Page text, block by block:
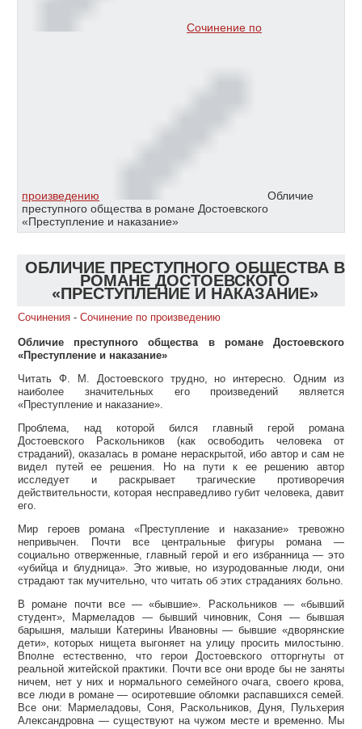
Сочинение по
произведению
Обличие
преступного общества в романе Достоевского
«Преступление и наказание»
ОБЛИЧИЕ ПРЕСТУПНОГО ОБЩЕСТВА В
РОМАНЕ ДОСТОЕВСКОГО
«ПРЕСТУПЛЕНИЕ И НАКАЗАНИЕ»
Сочинения - Сочинение по произведению
Обличие преступного общества в романе Достоевского
«Преступление и наказание»
Читать Ф. М. Достоевского трудно, но интересно. Одним из
наиболее значительных его произведений является
«Преступление и наказание».
Проблема, над которой бился главный герой романа
Достоевского Раскольников (как освободить человека от
страданий), оказалась в романе нераскрытой, ибо автор и сам не
видел путей ее решения. Но на пути к ее решению автор
исследует и раскрывает трагические противоречия
действительности, которая несправедливо губит человека, давит
его.
Мир героев романа «Преступление и наказание» тревожно
непривычен. Почти все центральные фигуры романа —
социально отверженные, главный герой и его избранница — это
«убийца и блудница». Это живые, но изуродованные люди, они
страдают так мучительно, что читать об этих страданиях больно.
В романе почти все — «бывшие». Раскольников — «бывший
студент», Мармеладов — бывший чиновник, Соня — бывшая
барышня, малыши Катерины Ивановны — бывшие «дворянские
дети», которых нищета выгоняет на улицу просить милостыню.
Вполне естественно, что герои Достоевского отторгнуты от
реальной житейской практики. Почти все они вроде бы не заняты
ничем, нет у них и нормального семейного очага, своего крова,
все люди в романе — осиротевшие обломки распавшихся семей.
Все они: Мармеладовы, Соня, Раскольников, Дуня, Пульхерия
Александровна — существуют на чужом месте и временно. Мы